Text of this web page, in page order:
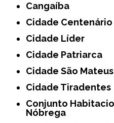
Cangaíba
Cidade Centenário
Cidade Líder
Cidade Patriarca
Cidade São Mateus
Cidade Tiradentes
Conjunto Habitacional Padre Manoel da
Nóbrega